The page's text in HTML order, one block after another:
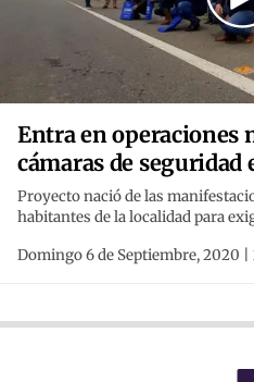
Entra en operaciones
cámaras de seguridad
Proyecto nació de las
habitantes de la localidad para
Domingo 6 de Septiembre, 2020 |